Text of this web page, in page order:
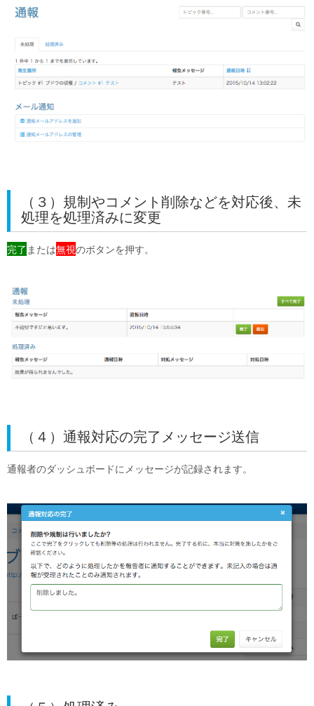
（３）規制やコメント削除などを対応後、未
処理を処理済みに変更
完了 または無視のボタンを押す。
（４）通報対応の完了メッセージ送信
通報者のダッシュボードにメッセージが記録されます。